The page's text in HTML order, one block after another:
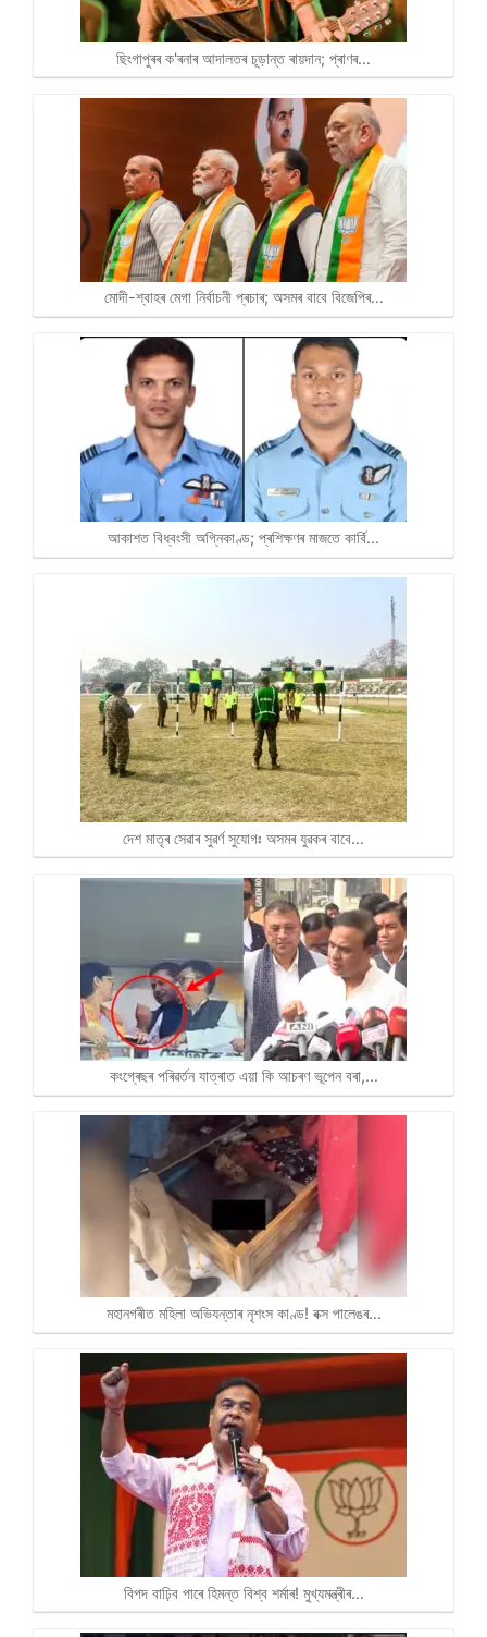
ছিংগাপুৰৰ ক'ৰনাৰ আদালতৰ চূড়ান্ত ৰায়দান; প্ৰাণৰ…
মোদী-শ্বাহৰ মেগা নিৰ্বাচনী প্ৰচাৰ; অসমৰ বাবে বিজেপিৰ…
আকাশত বিধ্বংসী অগ্নিকাণ্ড; প্ৰশিক্ষণৰ মাজতে কাৰ্বি…
দেশ মাতৃৰ সেৱাৰ সুৱৰ্ণ সুযোগঃ অসমৰ যুৱকৰ বাবে…
কংগ্ৰেছৰ পৰিৱৰ্তন যাত্ৰাত এয়া কি আচৰণ ভূপেন বৰা,…
মহানগৰীত মহিলা অভিযন্তাৰ নৃশংস কাণ্ড! বক্স পালেঙৰ…
বিপদ বাঢ়িব পাৰে হিমন্ত বিশ্ব শৰ্মাৰ! মুখ্যমন্ত্ৰীৰ…